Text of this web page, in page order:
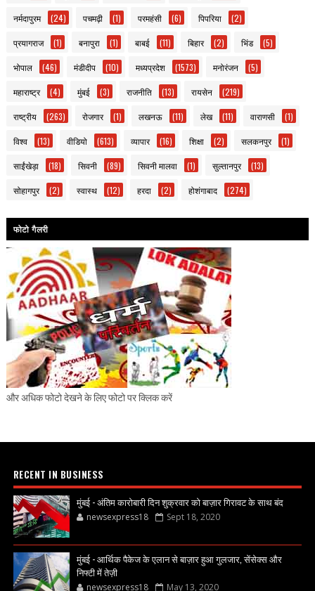
नर्मदापुरम (24) पचमढ़ी (1) परमहंसी (6) पिपरिया (2)
प्रयागराज (1) बनापुरा (1) बाबई (11) बिहार (2) भिंड (5)
भोपाल (46) मंडीदीप (10) मध्यप्रदेश (1573) मनोरंजन (5)
महाराष्ट्र (4) मुंबई (3) राजनीति (13) रायसेन (219)
राष्ट्रीय (263) रोजगार (1) लखनऊ (11) लेख (11) वाराणसी (1)
विश्व (13) वीडियो (613) व्यापार (16) शिक्षा (2) सलकनपुर (1)
साईंखेड़ा (18) सिवनी (89) सिवनी मालवा (1) सुल्तानपुर (13)
सोहागपुर (2) स्वास्थ (12) हरदा (2) होशंगाबाद (274)
फोटो गैलरी
और अधिक फोटो देखने के लिए फोटो पर क्लिक करें
RECENT IN BUSINESS
मुंबई - अंतिम कारोबारी दिन शुक्रवार को बाज़ार गिरावट के साथ बंद
newsexpress18 Sept 18, 2020
मुंबई - आर्थिक पैकेज के एलान से बाज़ार हुआ गुलजार, सेंसेक्स और
निफ्टी में तेज़ी
newsexpress18 May 13, 2020